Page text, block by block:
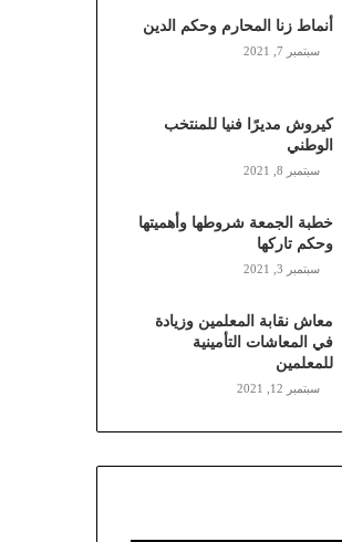
أنماط زنا المحارم وحكم الدين
سبتمبر 7, 2021
كيروش مديرًا فنيا للمنتخب
الوطني
سبتمبر 8, 2021
خطبة الجمعة شروطها وأهميتها
وحكم تاركها
سبتمبر 3, 2021
معاش نقابة المعلمين وزيادة
في المعاشات التأمينية
للمعلمين
سبتمبر 12, 2021